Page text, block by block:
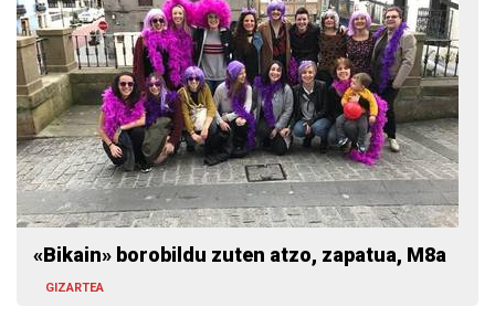
«Bikain» borobildu zuten atzo, zapatua, M8a
GIZARTEA